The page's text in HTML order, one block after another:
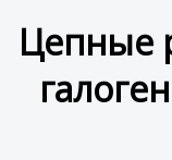
Цепные